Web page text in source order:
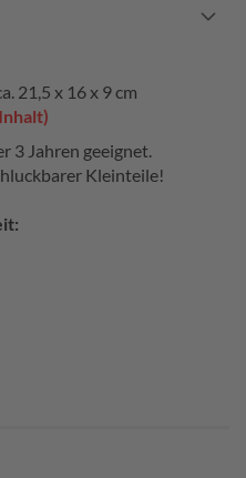
21,5 x 16 x 9 cm
3 Jahren geeignet.
Kleinteile!